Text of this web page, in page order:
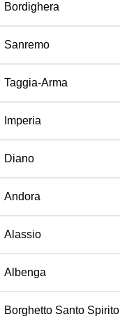
Bordighera
Sanremo
Taggia-Arma
Imperia
Diano
Andora
Alassio
Albenga
Borghetto Santo Spirito